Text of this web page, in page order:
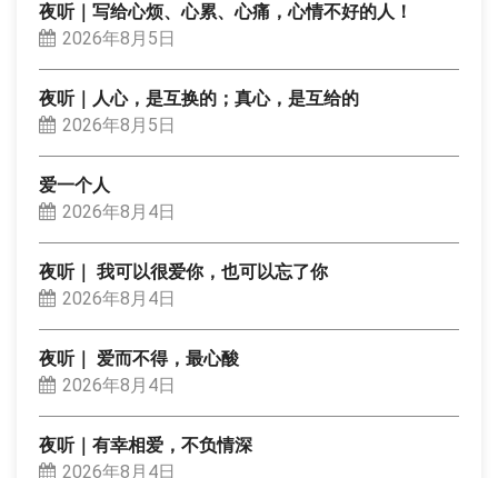
夜听｜写给心烦、心累、心痛，心情不好的人！
2026年8月5日
夜听｜人心，是互换的；真心，是互给的
2026年8月5日
爱一个人
2026年8月4日
夜听｜ 我可以很爱你，也可以忘了你
2026年8月4日
夜听｜ 爱而不得，最心酸
2026年8月4日
夜听｜有幸相爱，不负情深
2026年8月4日